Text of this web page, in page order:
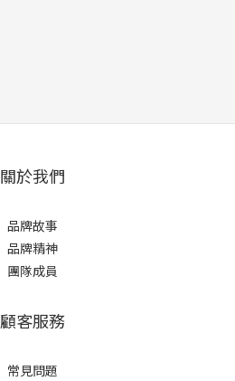
關於我們
品牌故事
品牌精神
團隊成員
顧客服務
常見問題